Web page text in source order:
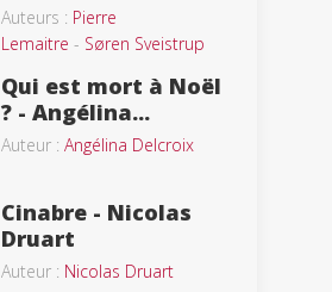
Auteurs : Pierre
Lemaitre - Søren Sveistrup
Qui est mort à Noël
? - Angélina...
Auteur : Angélina Delcroix
Cinabre - Nicolas
Druart
Auteur : Nicolas Druart